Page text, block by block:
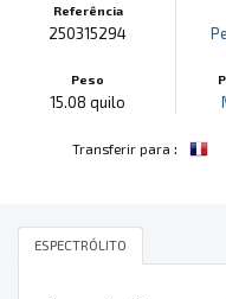
Referência
250315294
Peso
15.08 quilo
Transferir para :
ESPECTRÓLITO